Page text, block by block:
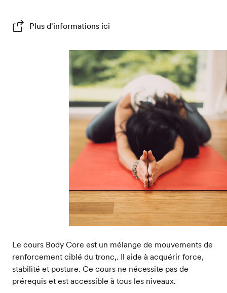
Plus d'informations ici
Le cours Body Core est un mélange de mouvements de
renforcement ciblé du tronc,. Il aide à acquérir force,
stabilité et posture. Ce cours ne nécessite pas de
prérequis et est accessible à tous les niveaux.